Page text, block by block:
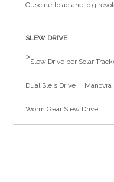
Cuscinetto ad anello
SLEW DRIVE
>
Slew Drive per Solar
Dual Sleis Drive
Worm Gear Slew Drive